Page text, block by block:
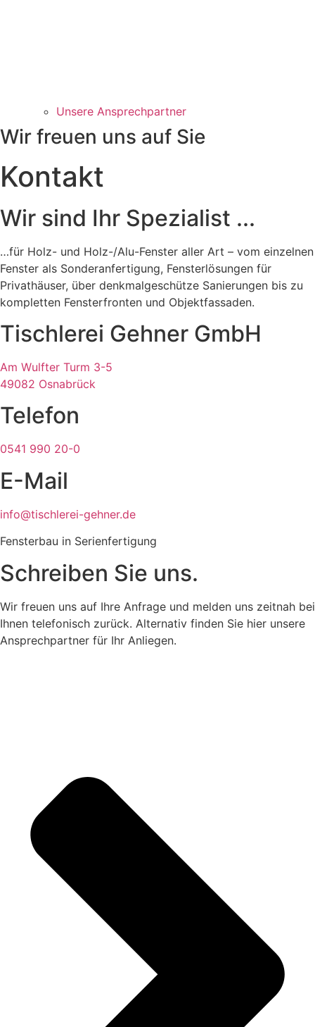
Unsere Ansprechpartner
Wir freuen uns auf Sie
Kontakt
Wir sind Ihr Spezialist ...
…für Holz- und Holz-/Alu-Fenster aller Art – vom einzelnen
Fenster als Sonderanfertigung, Fensterlösungen für
Privathäuser, über denkmalgeschütze Sanierungen bis zu
kompletten Fensterfronten und Objektfassaden.
Tischlerei Gehner GmbH
Am Wulfter Turm 3-5
49082 Osnabrück
Telefon
0541 990 20-0
E-Mail
info@tischlerei-gehner.de
Fensterbau in Serienfertigung
Schreiben Sie uns.
Wir freuen uns auf Ihre Anfrage und melden uns zeitnah bei
Ihnen telefonisch zurück. Alternativ finden Sie hier unsere
Ansprechpartner für Ihr Anliegen.